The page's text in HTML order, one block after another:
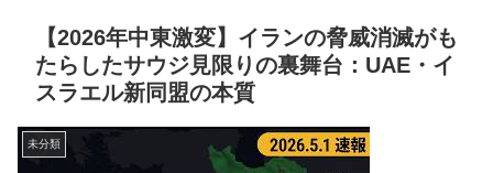
【2026年中東激変】イランの脅威消滅がも
たらしたサウジ見限りの裏舞台：UAE・イ
スラエル新同盟の本質
未分類